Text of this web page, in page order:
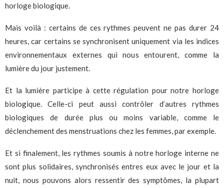
horloge biologique.
Mais voilà : certains de ces rythmes peuvent ne pas durer 24
heures, car certains se synchronisent uniquement via les indices
environnementaux externes qui nous entourent, comme la
lumière du jour justement.
Et la lumière participe à cette régulation pour notre horloge
biologique. Celle-ci peut aussi contrôler d’autres rythmes
biologiques de durée plus ou moins variable, comme le
déclenchement des menstruations chez les femmes, par exemple.
Et si finalement, les rythmes soumis à notre horloge interne ne
sont plus solidaires, synchronisés entres eux avec le jour et la
nuit, nous pouvons alors ressentir des symptômes, la plupart